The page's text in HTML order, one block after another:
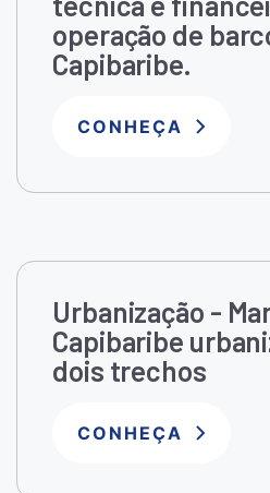
operação de
Capibaribe.
CONHEÇA
Urbanização -
Capibaribe
dois trechos
CONHEÇA